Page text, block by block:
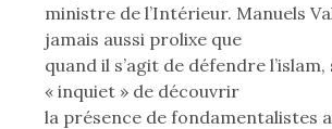
ministre de l’Intérieur. Manuels
jamais aussi prolixe que
quand il s’agit de défendre l’islam,
« inquiet » de découvrir
la présence de fondamentalistes